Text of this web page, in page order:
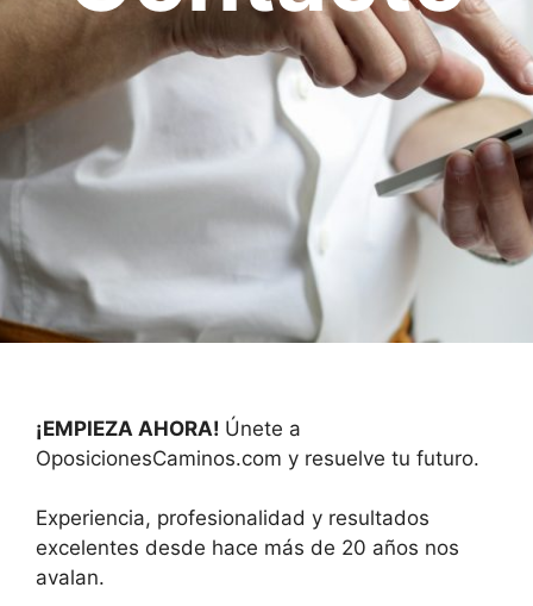
¡EMPIEZA AHORA! Únete a
OposicionesCaminos.com y resuelve tu futuro.
Experiencia, profesionalidad y resultados
excelentes desde hace más de 20 años nos
avalan.